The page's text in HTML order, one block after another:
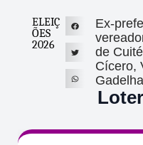
ELEIÇ
ÕES
2026
Ex-
de
Cícero,
Gadelha